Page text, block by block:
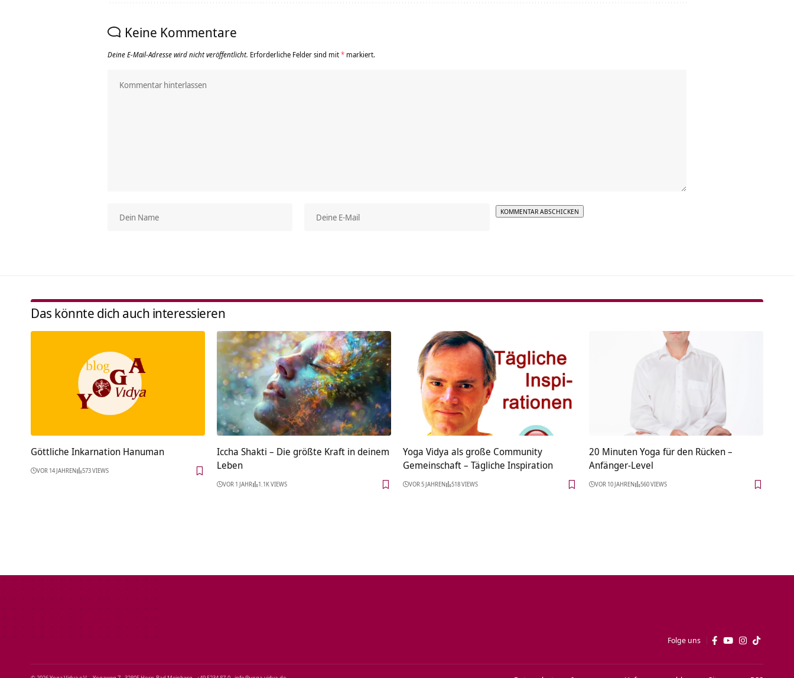
Keine Kommentare
Deine E-Mail-Adresse wird nicht veröffentlicht. Erforderliche Felder sind mit* markiert.
Das könnte dich auch interessieren
Göttliche Inkarnation Hanuman
VOR 14 JAHREN 573 VIEWS
Iccha Shakti – Die größte Kraft in deinem
Leben
VOR 1 JAHR 1.1K VIEWS
Yoga Vidya als große Community
Gemeinschaft – Tägliche Inspiration
VOR 5 JAHREN 518 VIEWS
20 Minuten Yoga für den Rücken –
Anfänger-Level
VOR 10 JAHREN 560 VIEWS
Folge uns